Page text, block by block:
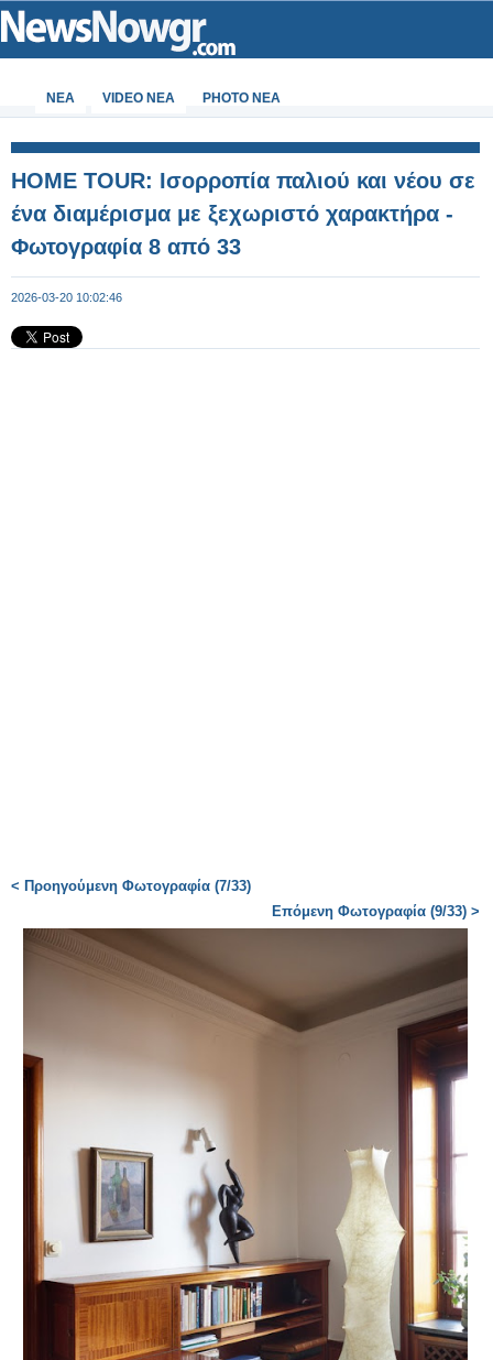
ΝΕΑ VIDEO NEA PHOTO NEA
HOME TOUR: Ισορροπία παλιού και νέου σε
ένα διαμέρισμα με ξεχωριστό χαρακτήρα -
Φωτογραφία 8 από 33
2026-03-20 10:02:46
< Προηγούμενη Φωτογραφία (7/33)
Επόμενη Φωτογραφία (9/33) >